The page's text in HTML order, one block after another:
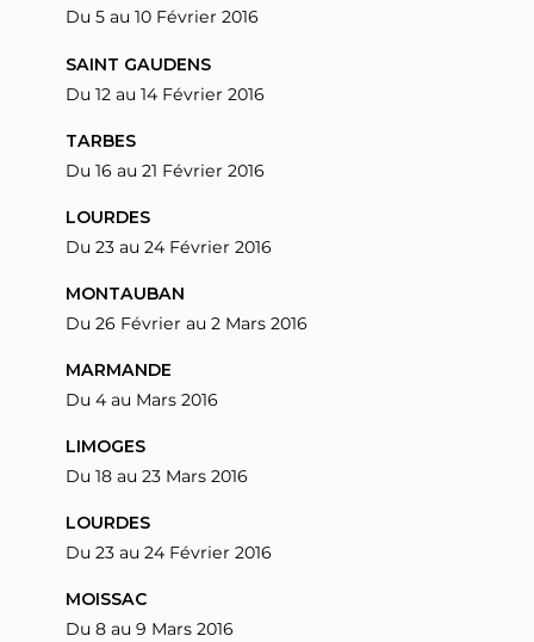
Du 5 au 10 Février 2016
SAINT GAUDENS
Du 12 au 14 Février 2016
TARBES
Du 16 au 21 Février 2016
LOURDES
Du 23 au 24 Février 2016
MONTAUBAN
Du 26 Février au 2 Mars 2016
MARMANDE
Du 4 au Mars 2016
LIMOGES
Du 18 au 23 Mars 2016
LOURDES
Du 23 au 24 Février 2016
MOISSAC
Du 8 au 9 Mars 2016